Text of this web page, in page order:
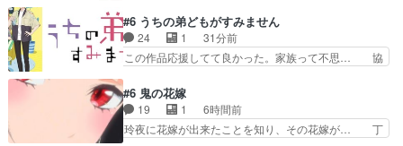
んが久しぶりに森へ帰ってきた！！… おだやかに
ママにゃんが帰ってきた。この作… ママにゃんが
学校が休みになるので、久しぶ… ママニャン回で
キター！と喜んでたからの大… ママにゃん久しぶ
ッときた。今期で一番好… おかあちゃんっていい
もんだ。自分の全てを… ついにハイブチが出た！
毛色綺麗でかわいい…
#6 うちの弟どもがすみません
24 1
31分前
この作品応援してて良かった。家族って不思… 協
んが外に出られなくなってたのはいじめ… RPG
シーンカッコいい！もう転生モノに変… ゲーム内
の柊くんカッコイイな～そして意外… あれからゲ
ームの中では糸と柊はしっかり仲… 感想は、前話
#6 鬼の花嫁
19 1
6時間前
玲夜に花嫁が出来たことを知り、その花嫁が… 丁